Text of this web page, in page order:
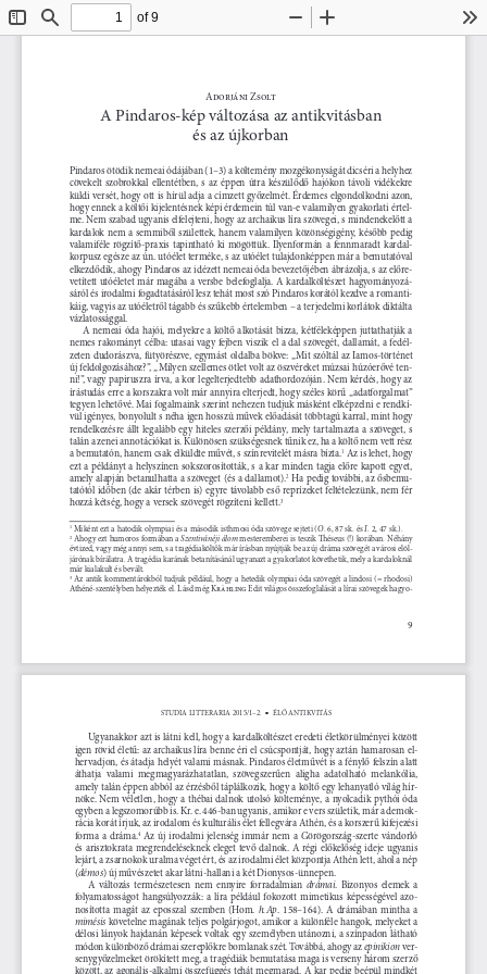
ToggleFind
of 9
Zoom
9
Pindaros ötödik nemeai ódájában (1–3) a költemény mozgékonyságát dicséri a helyhez
cövekelt  szobrokkal  ellentétben,  s  az  éppen  útra  készülődő  hajókon  távoli  vidékekre
küldi versét, hogy ott is hírül adja a címzett győzelmét. Érdemes elgondolkodni azon,
hogy ennek a költői kijelentésnek képi érdemein túl van-e valamilyen gyakorlati értel-
me. Nem szabad ugyanis elfelejteni, hogy az archaikus líra szövegei, s mindenekelőtt a
kardalok  nem  a  semmiből  születtek,  hanem  valamilyen  közönségigény,  később  pedig
valamiféle  rögzítő-praxis  tapintható  ki  mögöttük.  Ilyenformán  a  fennmaradt  kardal-
korpusz egésze az ún. utóélet terméke, s az utóélet tulajdonképpen már a bemutatóval
elkezdődik, ahogy Pindaros az idézett nemeai óda bevezetőjében ábrázolja, s az előre-
vetített utóéletet már magába a versbe belefoglalja. A kardalköltészet hagyományozá-
sáról és irodalmi fogadtatásáról lesz tehát most szó Pindaros korától kezdve a romanti-
káig, vagyis az utóéletről tágabb és szűkebb értelemben – a terjedelmi korlátok diktálta
vázlatossággal.
A  nemeai  óda  hajói,  melyekre  a  költő  alkotását  bízza,  kétféleképpen  juttathatják  a
nemes  rakományt  célba:  utasai  vagy  fejben  viszik  el  a  dal  szövegét,  dallamát,  a  fedél-
zeten dudorászva, fütyörészve, egymást oldalba bökve: „Mit szóltál az Iamos-történet
új feldolgozásához?”, „Milyen szellemes ötlet volt az öszvéreket múzsai húzóerővé ten-
ni!”, vagy papiruszra írva, a kor legelterjedtebb adathordozóján. Nem kérdés, hogy az
írástudás erre a korszakra volt már annyira elterjedt, hogy széles körű „adatforgalmat”
tegyen lehetővé. Mai fogalmaink szerint nehezen tudjuk másként elképzelni e rendkí-
vül igényes, bonyolult s néha igen hosszú művek előadását többtagú karral, mint hogy
rendelkezésre  állt  legalább  egy  hiteles  szerzői  példány,  mely  tartalmazta  a  szöveget,  s
talán a zenei annotációkat is. Különösen szükségesnek tűnik ez, ha a költő nem vett rész
a bemutatón, hanem csak elküldte művét, s színrevitelét másra bízta.1
Az is lehet, hogy
ezt  a  példányt  a  helyszínen  sokszorosították,  s  a  kar  minden  tagja  előre  kapott  egyet,
amely alapján betanulhatta a szöveget (és a dallamot).2 Ha pedig további, az ősbemu-
tatótól időben (de akár térben is) egyre távolabb eső reprízeket feltételezünk, nem fér
hozzá kétség, hogy a versek szövegét rögzíteni kellett. 3
1 Miként ezt a hatodik olympiai és a második isthmosi óda szövege sejteti (O. 6, 87 sk. és I. 2, 47 sk.).
2 Ahogy ezt humoros formában a Szentivánéji álom mesteremberei is teszik Théseus (!) korában. Néhány
évtized, vagy még annyi sem, s a tragédiaköltők már írásban nyújtják be az új dráma szövegét a városi elöl-
járónak bírálatra. A tragédia karának betanításánál ugyanazt a gyakorlatot követhetik, mely a kardaloknál
már kialakult és bevált.
3
  Az  antik  kommentárokból  tudjuk  például,  hogy  a  hetedik  olympiai  óda  szövegét  a  lindosi  (=  rhodosi)
Athéné-szentélyben helyezték el. Lásd még Krähling Edit világos összefoglalását a lírai szövegek hagyo-
Adorjáni Zsolt
A Pindaros-kép változása az antikvitásban
és az újkorban
STUDIA LITTERARIA 2015/1–2. n ÉLŐ ANTIKVITÁS
Ugyanakkor azt is látni kell, hogy a kardalköltészet eredeti életkörülményei között
igen rövid életű: az archaikus líra benne éri el csúcspontját, hogy aztán hamarosan el-
hervadjon, és átadja helyét valami másnak. Pindaros életművét is a fénylő felszín alatt
áthatja  valami  megmagyarázhatatlan,  szövegszerűen  aligha  adatolható  melankólia,
amely talán éppen abból az érzésből táplálkozik, hogy a költő egy lehanyatló világ hír-
nöke. Nem véletlen, hogy a thébai dalnok utolsó költeménye, a nyolcadik pythói óda
egyben a legszomorúbb is. Kr. e. 446-ban ugyanis, amikor e vers születik, már a demok-
rácia korát írjuk, az irodalom és kulturális élet fellegvára Athén, és a korszerű kifejezési
forma  a  dráma. 4
  Az  új  irodalmi  jelenség  immár  nem  a  Görögország-szerte  vándorló
és  arisztokrata  megrendeléseknek  eleget  tevő  dalnok.  A  régi  előkelőség  ideje  ugyanis
lejárt, a zsarnokok uralma véget ért, és az irodalmi élet központja Athén lett, ahol a nép
(démos) új művészetet akar látni-hallani a két Dionysos-ünnepen.
A  változás  természetesen  nem  ennyire  forradalmian drámai.  Bizonyos  elemek  a
folyamatosságot  hangsúlyozzák:  a  líra  például  fokozott  mimetikus  képességével  azo-
nosította  magát  az  eposszal  szemben  (Hom.
h.Ap.  158–164).  A  drámában  mintha  a
mimésis követelne magának teljes polgárjogot, amikor a különféle hangok, melyeket a
délosi lányok hajdanán képesek voltak egy személyben utánozni, a színpadon látható
módon különböző drámai szereplőkre bomlanak szét. Továbbá, ahogy az epinikion ver-
senygyőzelmeket örökített meg, a tragédiák bemutatása maga is verseny három szerző
között, az agonális-alkalmi összefüggés tehát megmarad. A kar pedig beépül mindkét